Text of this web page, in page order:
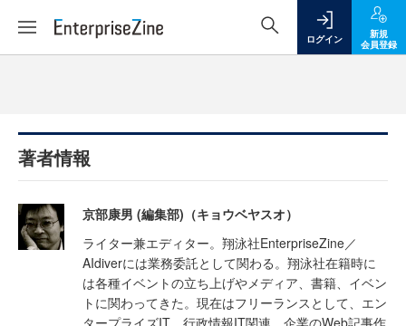
ログイン
新規
会員登録
著者情報
京部康男 (編集部)（キョウベヤスオ）
ライター兼エディター。翔泳社EnterpriseZine／
AIdiverには業務委託として関わる。翔泳社在籍時に
は各種イベントの立ち上げやメディア、書籍、イベン
トに関わってきた。現在はフリーランスとして、エン
タープライズIT、行政情報IT関連、企業のWeb記事作